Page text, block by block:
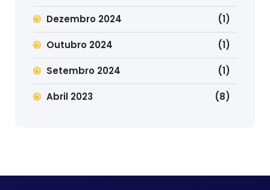
Dezembro 2024 (1)
Outubro 2024 (1)
Setembro 2024 (1)
Abril 2023 (8)